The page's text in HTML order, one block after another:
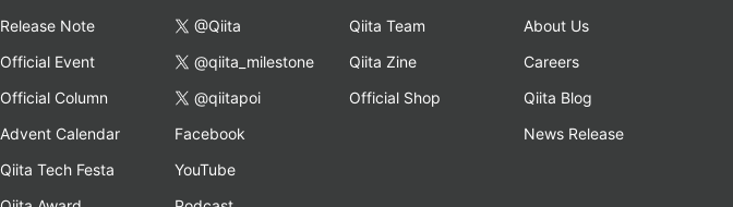
Release Note
Official Event
Official Column
Advent Calendar
Qiita Tech Festa
@Qiita
@qiita_milestone
@qiitapoi
Facebook
YouTube
Qiita Team
Qiita Zine
Official Shop
About Us
Careers
Qiita Blog
News Release